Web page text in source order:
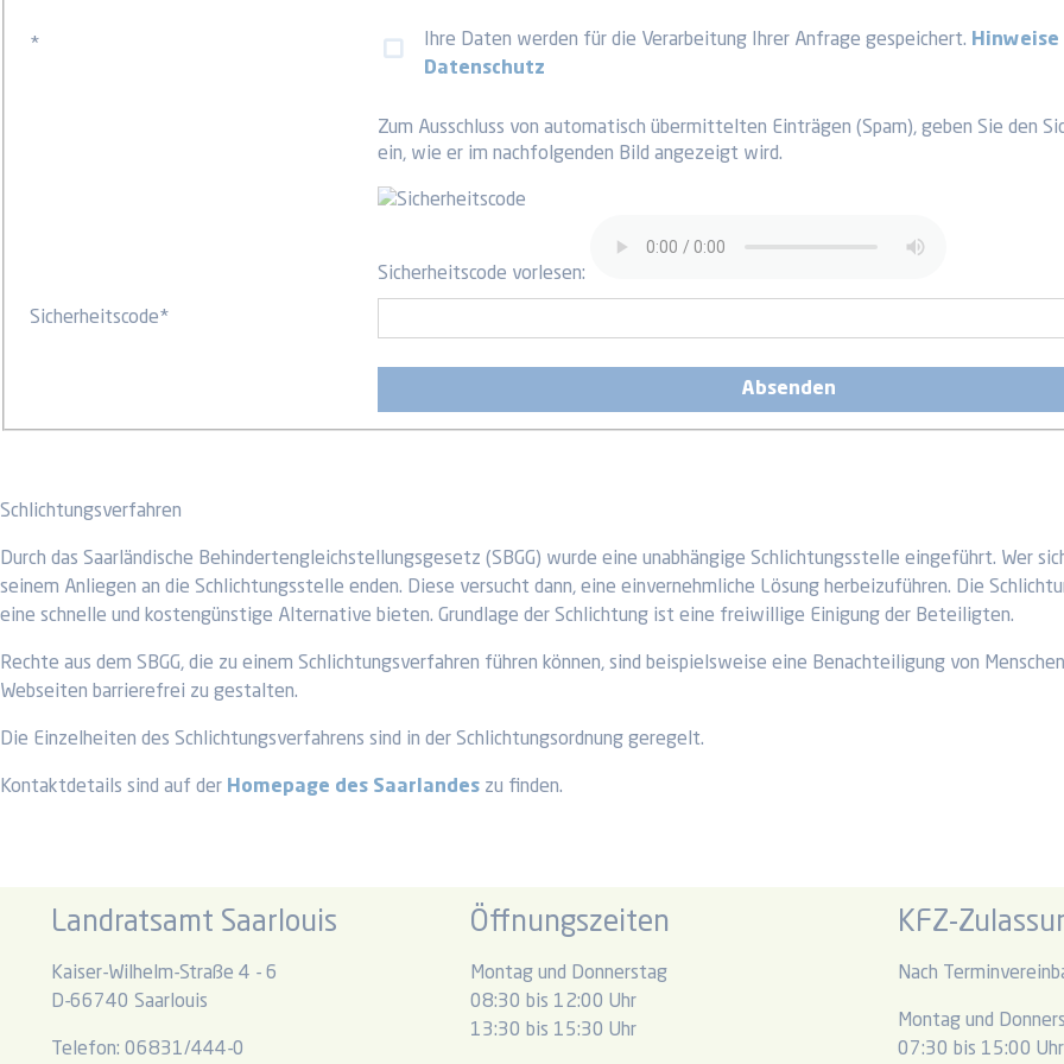
* Ihre Daten werden für die Verarbeitung Ihrer Anfrage gespeichert. Hinweise
Datenschutz
Zum Ausschluss von automatisch übermittelten Einträgen (Spam), geben Sie den
ein, wie er im nachfolgenden Bild angezeigt wird.
Sicherheitscode vorlesen:
Sicherheitscode*
Schlichtungsverfahren
Durch das Saarländische Behindertengleichstellungsgesetz (SBGG) wurde eine unabhängige Schlichtungsstelle eingeführt. Wer
seinem Anliegen an die Schlichtungsstelle enden. Diese versucht dann, eine einvernehmliche Lösung herbeizuführen. Die
eine schnelle und kostengünstige Alternative bieten. Grundlage der Schlichtung ist eine freiwillige Einigung der Beteiligten.
Rechte aus dem SBGG, die zu einem Schlichtungsverfahren führen können, sind beispielsweise eine Benachteiligung von
Webseiten barrierefrei zu gestalten.
Die Einzelheiten des Schlichtungsverfahrens sind in der Schlichtungsordnung geregelt.
Kontaktdetails sind auf der Homepage des Saarlandes zu finden.
Landratsamt Saarlouis
Kaiser-Wilhelm-Straße 4 - 6
D-66740 Saarlouis
Telefon: 06831/444-0
Öffnungszeiten
Montag und Donnerstag
08:30 bis 12:00 Uhr
13:30 bis 15:30 Uhr
KFZ-
Nach
Montag und
07:30 bis 15:00 Uhr